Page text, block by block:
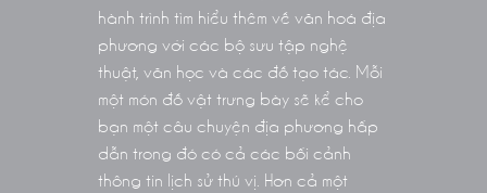
hành trình tìm hiểu thêm về văn hoá địa
phương với các bộ sưu tập nghệ
thuật, văn học và các đồ tạo tác. Mỗi
một món đồ vật trưng bày sẽ kể cho
bạn một câu chuyện địa phương hấp
dẫn trong đó có cả các bối cảnh
thông tin lịch sử thú vị. Hơn cả một